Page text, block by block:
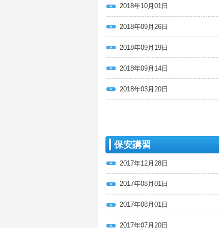
2018年10月01日
2018年09月26日
2018年09月19日
2018年09月14日
2018年03月20日
保安講習
2017年12月28日
2017年08月01日
2017年08月01日
2017年07月20日